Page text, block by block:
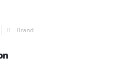
Brand